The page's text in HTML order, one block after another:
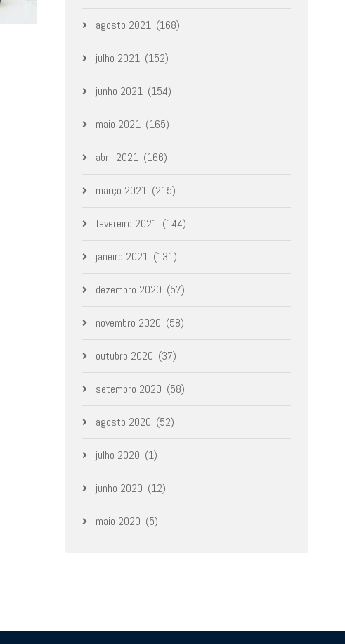
agosto 2021 (168)
julho 2021 (152)
junho 2021 (154)
maio 2021 (165)
abril 2021 (166)
março 2021 (215)
fevereiro 2021 (144)
janeiro 2021 (131)
dezembro 2020 (57)
novembro 2020 (58)
outubro 2020 (37)
setembro 2020 (58)
agosto 2020 (52)
julho 2020 (1)
junho 2020 (12)
maio 2020 (5)